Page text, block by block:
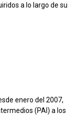
a lo largo de su
enero del 2007,
(PAI) a los